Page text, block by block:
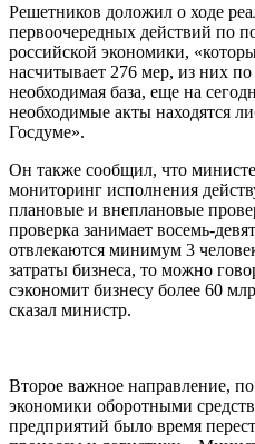
Решетников доложил о ходе
первоочередных действий по
российской экономики,
насчитывает 276 мер, из них
необходимая база, еще на
необходимые акты находятся
Госдуме».
Он также сообщил, что
мониторинг исполнения
плановые и внеплановые
проверка занимает восемь-
отвлекаются минимум 3
затраты бизнеса, то можно
сэкономит бизнесу более 60
сказал министр.
Второе важное направление,
экономики оборотными
предприятий было время